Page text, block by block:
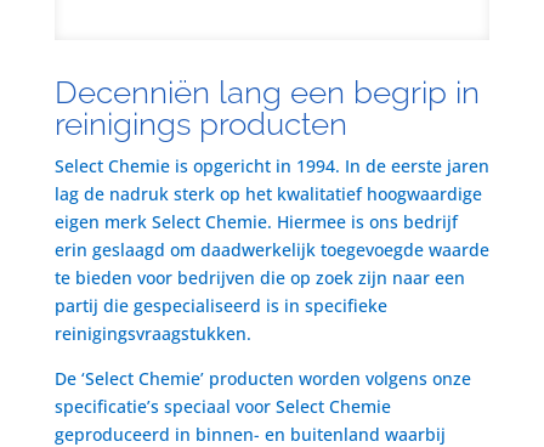
Decenniën lang een begrip in
reinigings producten
Select Chemie is opgericht in 1994. In de eerste jaren
lag de nadruk sterk op het kwalitatief hoogwaardige
eigen merk Select Chemie. Hiermee is ons bedrijf
erin geslaagd om daadwerkelijk toegevoegde waarde
te bieden voor bedrijven die op zoek zijn naar een
partij die gespecialiseerd is in specifieke
reinigingsvraagstukken.
De ‘Select Chemie’ producten worden volgens onze
specificatie’s speciaal voor Select Chemie
geproduceerd in binnen- en buitenland waarbij